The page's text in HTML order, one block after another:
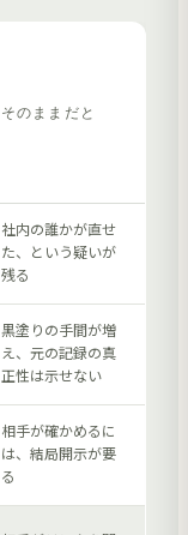
そのままだと
社内の誰かが直せ
た、という疑いが
残る
黒塗りの手間が増
え、元の記録の真
正性は示せない
相手が確かめるに
は、結局開示が要
る